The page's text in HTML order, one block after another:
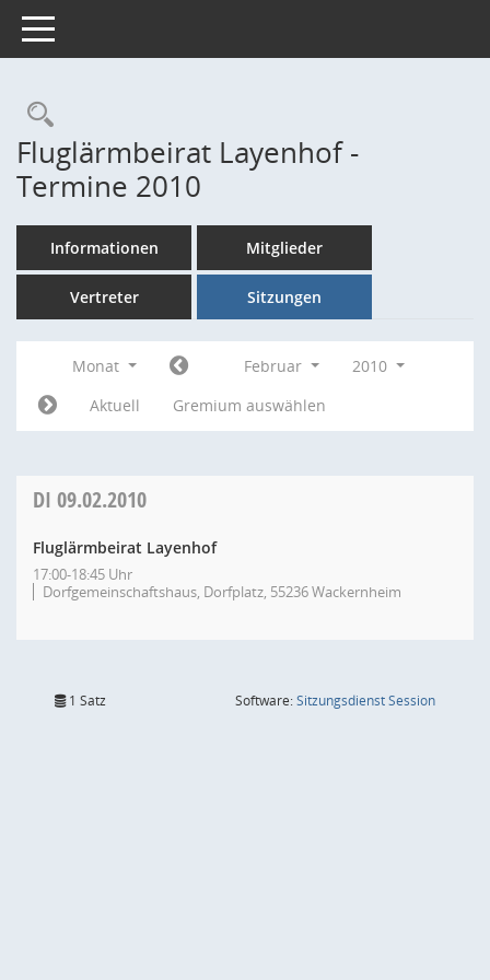
Toggle navigation
Rechercheauswahl
Fluglärmbeirat Layenhof -
Termine 2010
Informationen Mitglieder
Vertreter Sitzungen
Monat Februar
2010
Aktuell
Gremium auswählen
DI 09.02.2010
Fluglärmbeirat Layenhof
17:00-18:45 Uhr
Dorfgemeinschaftshaus, Dorfplatz, 55236 Wackernheim
1 Satz Software:SitzungsdienstSession(Wird in